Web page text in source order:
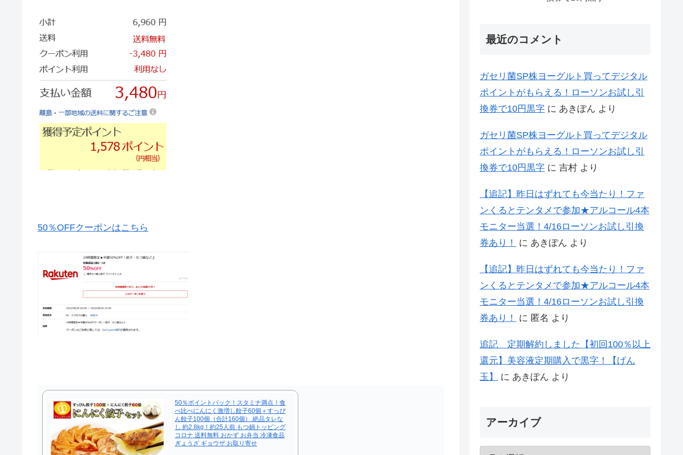
50％OFFクーポンはこちら
50％ポイントバック！スタミナ満点！食
べ比べにんにく激増し餃子60個＋すっぴ
ん餃子100個（合計160個） 絶品タレな
し 約2.8kg！約25人前 もつ鍋トッピング
コロナ 送料無料 おかず お弁当 冷凍食品
ぎょうざ ギョウザ お取り寄せ
最近のコメント
ガセリ菌SP株ヨーグルト買ってデジタル
ポイントがもらえる！ローソンお試し引
換券で10円黒字 に あきぽん より
ガセリ菌SP株ヨーグルト買ってデジタル
ポイントがもらえる！ローソンお試し引
換券で10円黒字 に 吉村 より
【追記】昨日はずれても今当たり！ファ
ンくるとテンタメで参加★アルコール4本
モニター当選！4/16ローソンお試し引換
券あり！
に あきぽん より
【追記】昨日はずれても今当たり！ファ
ンくるとテンタメで参加★アルコール4本
モニター当選！4/16ローソンお試し引換
券あり！
に 匿名 より
追記 定期解約しました【初回100％以上
還元】美容液定期購入で黒字！【げん
玉】
に あきぽん より
アーカイブ